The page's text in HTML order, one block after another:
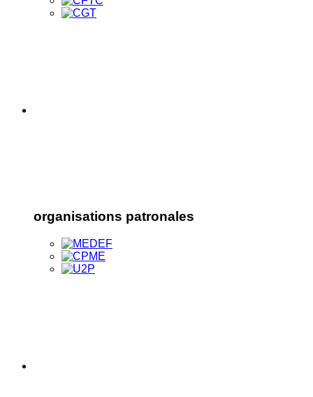
organisations patronales